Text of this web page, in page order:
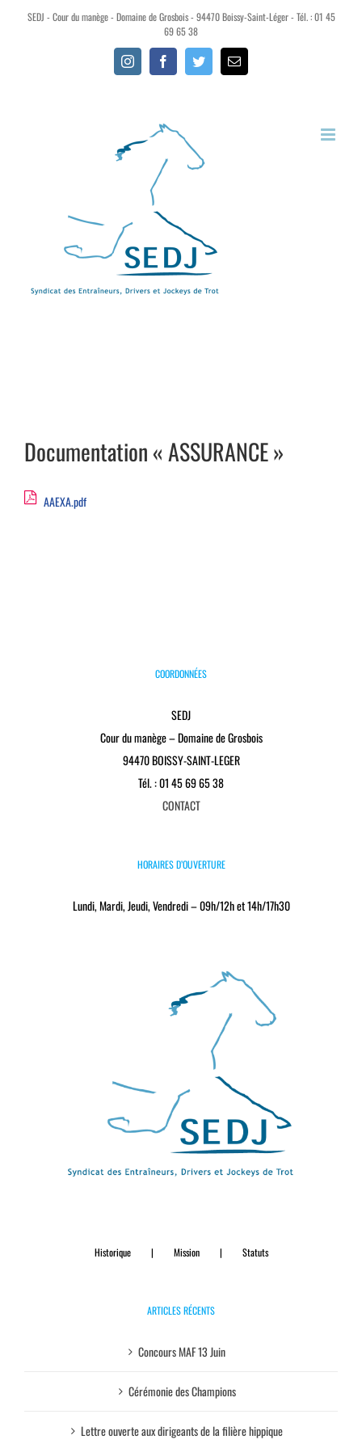
SEDJ - Cour du manège - Domaine de Grosbois - 94470 Boissy-Saint-Léger - Tél. : 01 45
69 65 38
InstagramFacebookTwitterEmail
Documentation « ASSURANCE »
AAEXA.pdf
COORDONNÉES
SEDJ
Cour du manège – Domaine de Grosbois
94470 BOISSY-SAINT-LEGER
Tél. : 01 45 69 65 38
CONTACT
HORAIRES D’OUVERTURE
Lundi, Mardi, Jeudi, Vendredi – 09h/12h et 14h/17h30
Historique Mission Statuts
ARTICLES RÉCENTS
Concours MAF 13 Juin
Cérémonie des Champions
Lettre ouverte aux dirigeants de la filière hippique